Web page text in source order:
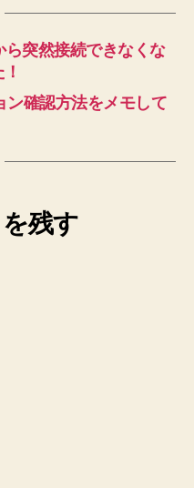
突然接続できなくな
ン確認方法をメモして
残す